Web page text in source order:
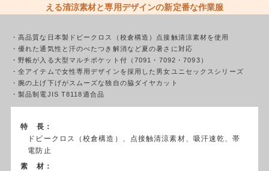
える清涼素材と専用デザインの新定番な作業服
・高品質な日本製ドビークロス（校倉構造）点接触清涼素材を使用
・優れた通気性と汗のべたつき解消など夏の暑さに対応
・野帳が入る大型マルチポケット付（7091・7092・7093）
・全アイテムで女性専用デザインを採用した男女ユニセックスシリーズ
・腕の上げ下げがスムーズな独自の脇ダイヤカット
・製品制電JIS T8118適合品
特 長：
ドビークロス（校倉構造）、点接触清涼素材、吸汗速乾、帯
電防止
素 材：